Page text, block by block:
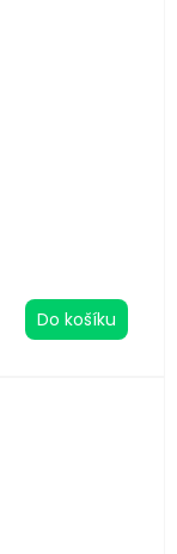
Do košíku